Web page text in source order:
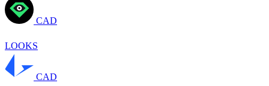
CAD
LOOKS
CAD